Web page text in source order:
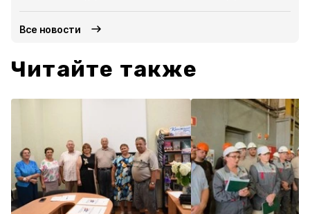
Все новости
Читайте также